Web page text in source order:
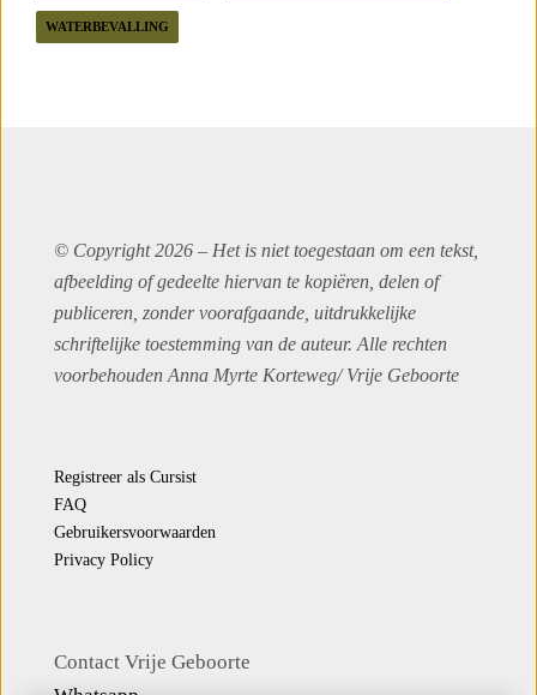
WATERBEVALLING
© Copyright 2026 – Het is niet toegestaan om een tekst,
afbeelding of gedeelte hiervan te kopiëren, delen of
publiceren, zonder voorafgaande, uitdrukkelijke
schriftelijke toestemming van de auteur. Alle rechten
voorbehouden Anna Myrte Korteweg/Vrije Geboorte
Registreer als Cursist
FAQ
Gebruikersvoorwaarden
Privacy Policy
Contact Vrije Geboorte